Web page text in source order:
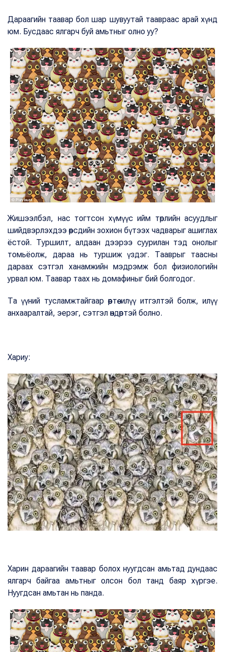
Дараагийн таавар бол шар шувуутай таавраас арай хүнд
юм. Бусдаас ялгарч буй амьтныг олно уу?
Жишээлбэл, нас тогтсон хүмүүс ийм төрлийн асуудлыг
шийдвэрлэхдээ өөрсдийн зохион бүтээх чадварыг ашиглах
ёстой. Туршилт, алдаан дээрээ суурилан тэд онолыг
томьёолж, дараа нь туршиж үздэг. Тааврыг таасны
дараах сэтгэл ханамжийн мэдрэмж бол физиологийн
урвал юм. Таавар таах нь домафиныг бий болгодог.
Та үүний тусламжтайгаар өөртөө илүү итгэлтэй болж, илүү
анхааралтай, эерэг, сэтгэл өндөртэй болно.
Хариу:
Харин дараагийн таавар болох нуугдсан амьтад дундаас
ялгарч байгаа амьтныг олсон бол танд баяр хүргэе.
Нуугдсан амьтан нь панда.